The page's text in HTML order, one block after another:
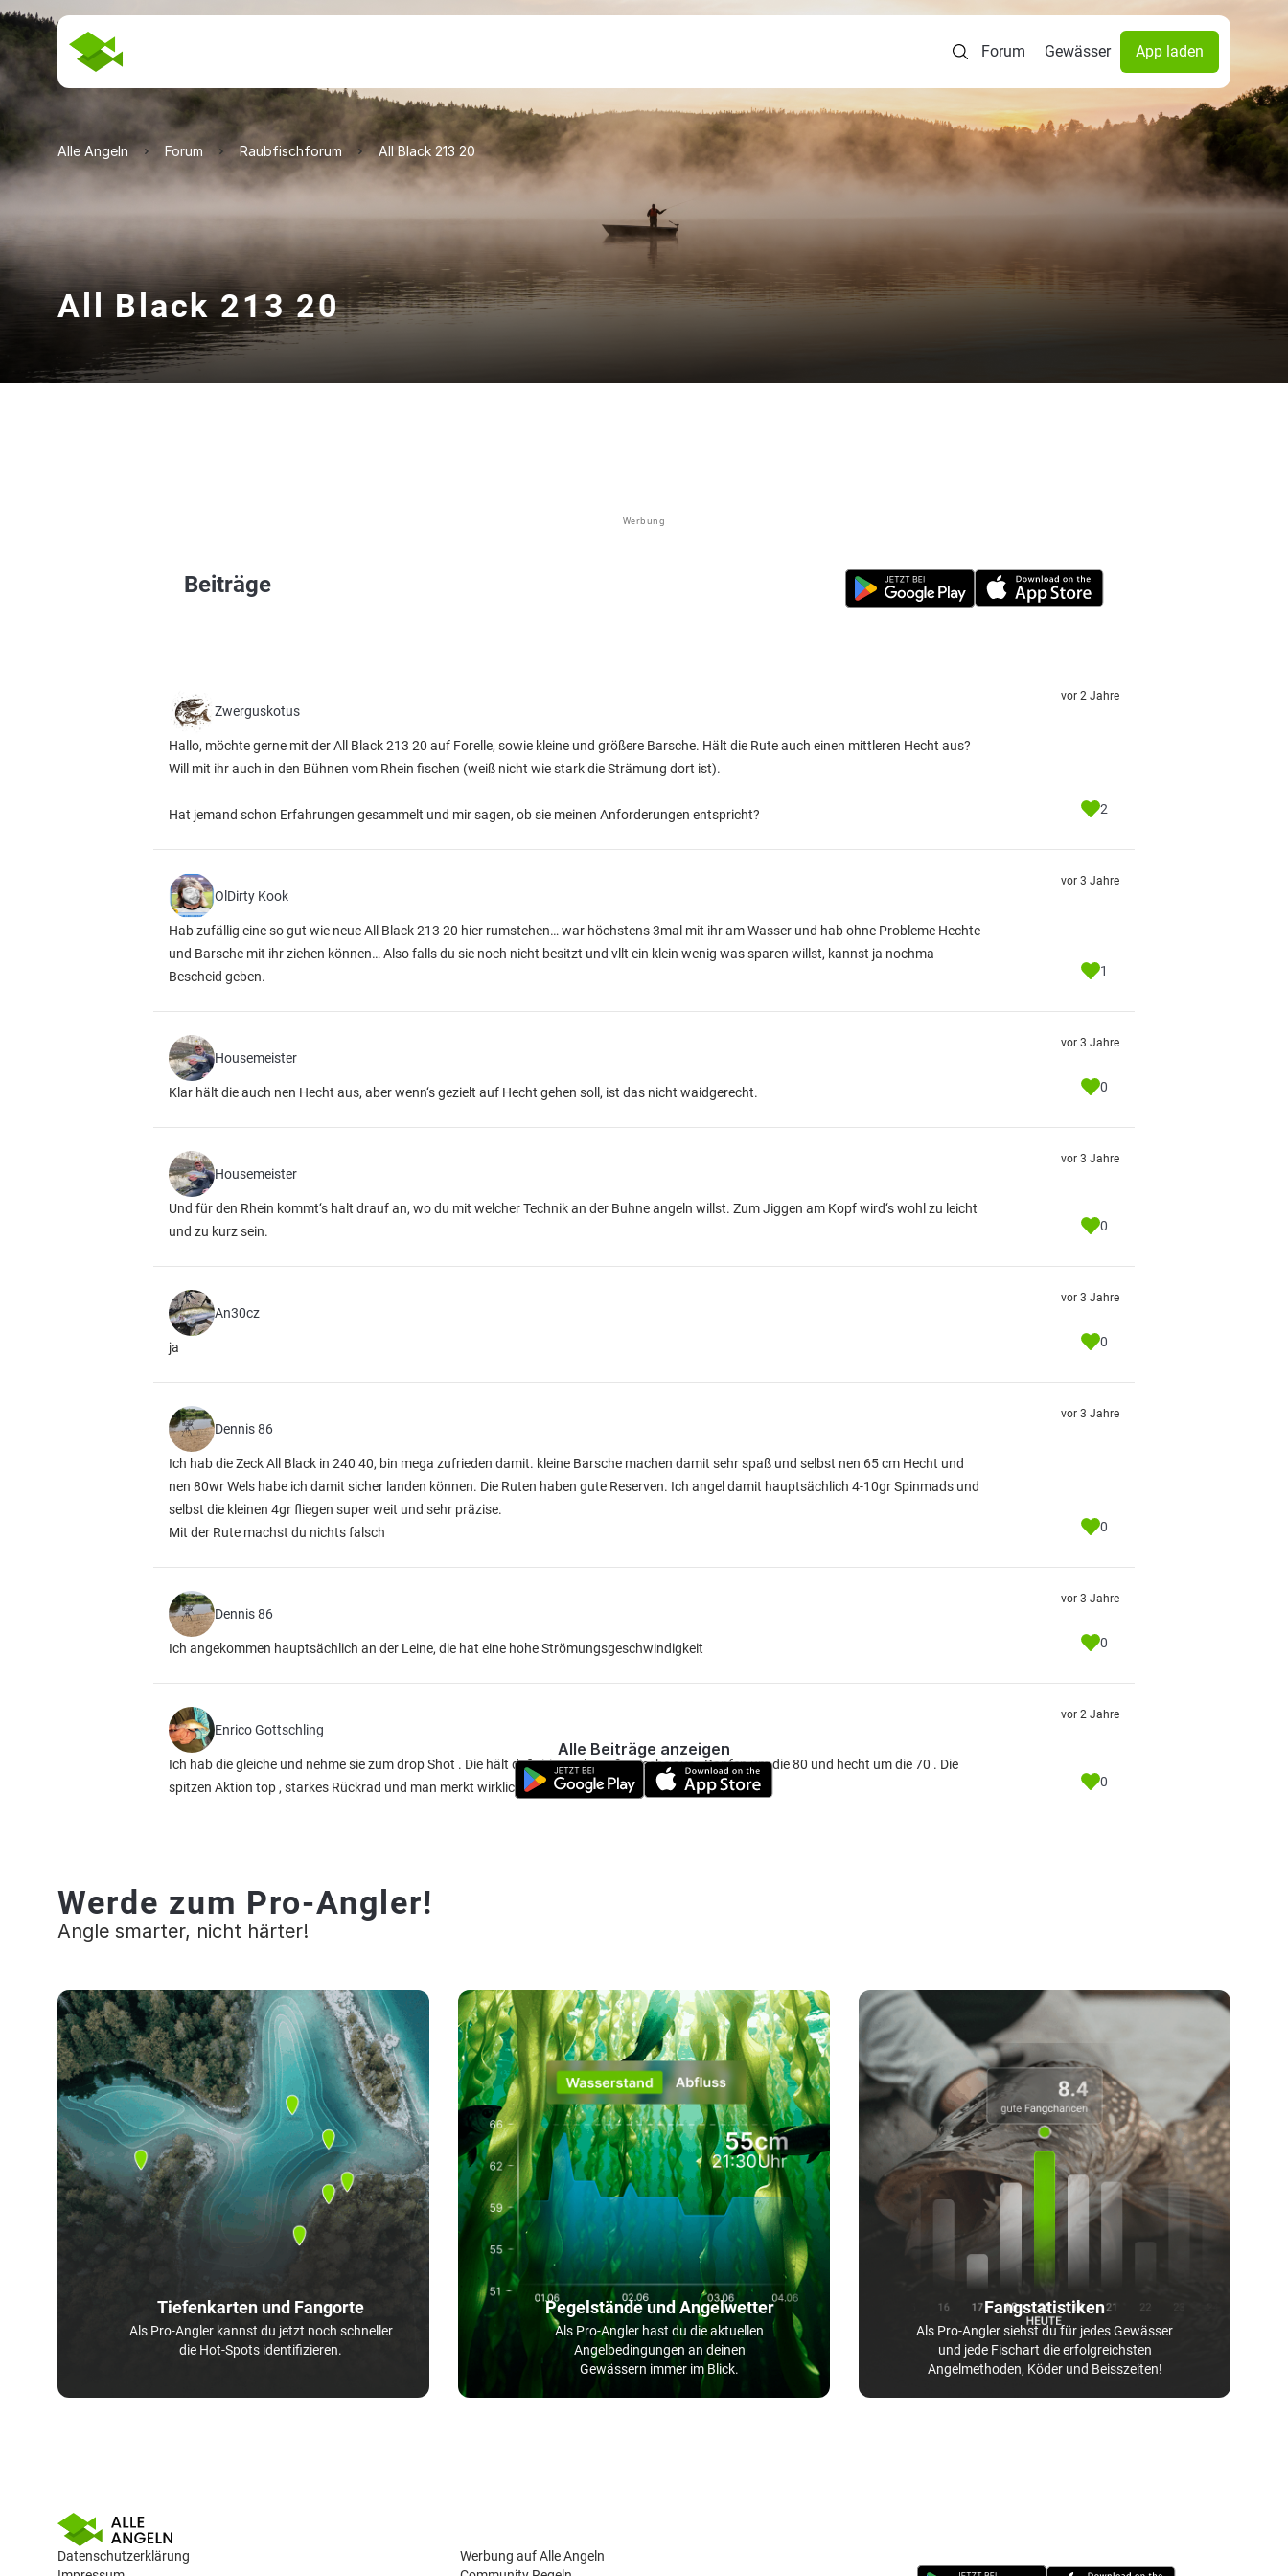
Forum Gewässer App laden
Alle Angeln Forum Raubfischforum All Black 213 20
All Black 213 20
Werbung
Beiträge
Zwerguskotus
Hallo, möchte gerne mit der All Black 213 20 auf Forelle, sowie kleine und größere Barsche. Hält die Rute auch einen mittleren Hecht aus?
Will mit ihr auch in den Bühnen vom Rhein fischen (weiß nicht wie stark die Strämung dort ist).
Hat jemand schon Erfahrungen gesammelt und mir sagen, ob sie meinen Anforderungen entspricht?
vor 2 Jahre
2
OlDirty Kook
Hab zufällig eine so gut wie neue All Black 213 20 hier rumstehen… war höchstens 3mal mit ihr am Wasser und hab ohne Probleme Hechte
und Barsche mit ihr ziehen können… Also falls du sie noch nicht besitzt und vllt ein klein wenig was sparen willst, kannst ja nochma
Bescheid geben.
vor 3 Jahre
1
Housemeister
Klar hält die auch nen Hecht aus, aber wenn‘s gezielt auf Hecht gehen soll, ist das nicht waidgerecht.
vor 3 Jahre
0
Housemeister
Und für den Rhein kommt‘s halt drauf an, wo du mit welcher Technik an der Buhne angeln willst. Zum Jiggen am Kopf wird‘s wohl zu leicht
und zu kurz sein.
vor 3 Jahre
0
An30cz
ja
vor 3 Jahre
0
Dennis 86
Ich hab die Zeck All Black in 240 40, bin mega zufrieden damit. kleine Barsche machen damit sehr spaß und selbst nen 65 cm Hecht und
nen 80wr Wels habe ich damit sicher landen können. Die Ruten haben gute Reserven. Ich angel damit hauptsächlich 4-10gr Spinmads und
selbst die kleinen 4gr fliegen super weit und sehr präzise.
Mit der Rute machst du nichts falsch
vor 3 Jahre
0
Dennis 86
Ich angekommen hauptsächlich an der Leine, die hat eine hohe Strömungsgeschwindigkeit
vor 3 Jahre
0
Enrico Gottschling
Ich hab die gleiche und nehme sie zum drop Shot . Die hält definitiv auch große Fische aus . Rapfen um die 80 und hecht um die 70 . Die
spitzen Aktion top , starkes Rückrad und man merkt wirklich jeden Biss . Preis Leistung top
vor 2 Jahre
0
Alle Beiträge anzeigen
Werde zum Pro-Angler!
Angle smarter, nicht härter!
Tiefenkarten und Fangorte
Als Pro-Angler kannst du jetzt noch schneller
die Hot-Spots identifizieren.
Pegelstände und Angelwetter
Als Pro-Angler hast du die aktuellen
Angelbedingungen an deinen
Gewässern immer im Blick.
Fangstatistiken
Als Pro-Angler siehst du für jedes Gewässer
und jede Fischart die erfolgreichsten
Angelmethoden, Köder und Beisszeiten!
Datenschutzerklärung
Werbung auf Alle Angeln